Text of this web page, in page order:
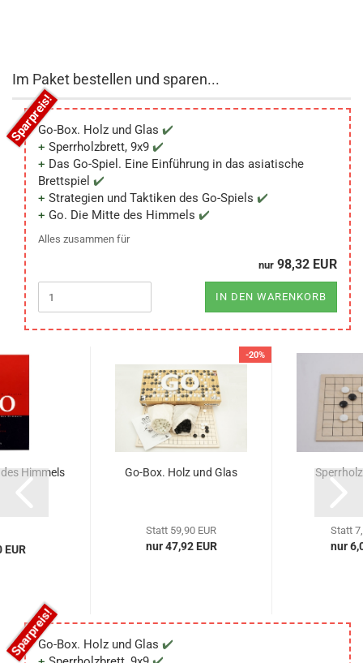
Im Paket bestellen und sparen...
Go-Box. Holz und Glas
Sperrholzbrett, 9x9
Das Go-Spiel. Eine Einführung in das asiatische
Brettspiel
Strategien und Taktiken des Go-Spiels
Go. Die Mitte des Himmels
Alles zusammen für
nur 98,32 EUR
IN DEN WARENKORB
Himmels
EUR
-20%
Go-Box. Holz und Glas
Statt 59,90 EUR
nur 47,92 EUR
Statt
nur
Go-Box. Holz und Glas